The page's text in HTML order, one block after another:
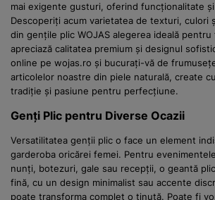
mai exigente gusturi, oferind funcționalitate
Descoperiți acum varietatea de texturi, culori
din gențile plic WOJAS alegerea ideală pentru
apreciază calitatea premium și designul
online pe wojas.ro și bucurați-vă de
articolelor noastre din piele naturală, create
tradiție și pasiune pentru perfecțiune.
Genți Plic pentru Diverse Ocazii
Versatilitatea genții plic o face un element
garderoba oricărei femei. Pentru
nunți, botezuri, gale sau recepții, o geantă
fină, cu un design minimalist sau accente
poate transforma complet o ținută. Poate fi